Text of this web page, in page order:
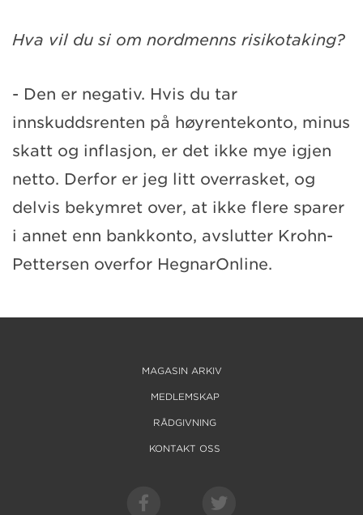
Hva vil du si om nordmenns risikotaking?
- Den er negativ. Hvis du tar
innskuddsrenten på høyrentekonto, minus
skatt og inflasjon, er det ikke mye igjen
netto. Derfor er jeg litt overrasket, og
delvis bekymret over, at ikke flere sparer
i annet enn bankkonto, avslutter Krohn-
Pettersen overfor HegnarOnline.
MAGASIN ARKIV
MEDLEMSKAP
RÅDGIVNING
KONTAKT OSS